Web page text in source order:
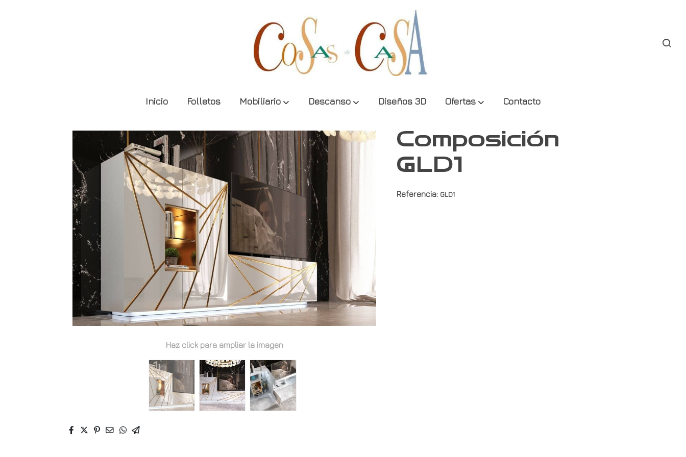
Inicio Folletos Mobiliario Descanso Diseños 3D Ofertas Contacto
Haz click para ampliar la imagen
Composición
GLD1
Referencia: GLD1